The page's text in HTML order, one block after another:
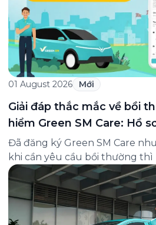
đến 8/8/2026), Green SM trân
01 August 2026 Mới
Giải đáp thắc mắc về bồi
hiểm Green SM Care: Hồ
và cách liên hệ hỗ trợ
Đã đăng ký Green SM Care
khi cần yêu cầu bồi thường thì
hồ sơ ra sao, hay giấy chứng
tìm ở đâu? Bài viết này tổng
câu hỏi thường gặp nhất về
thường và hỗ trợ của Green […]